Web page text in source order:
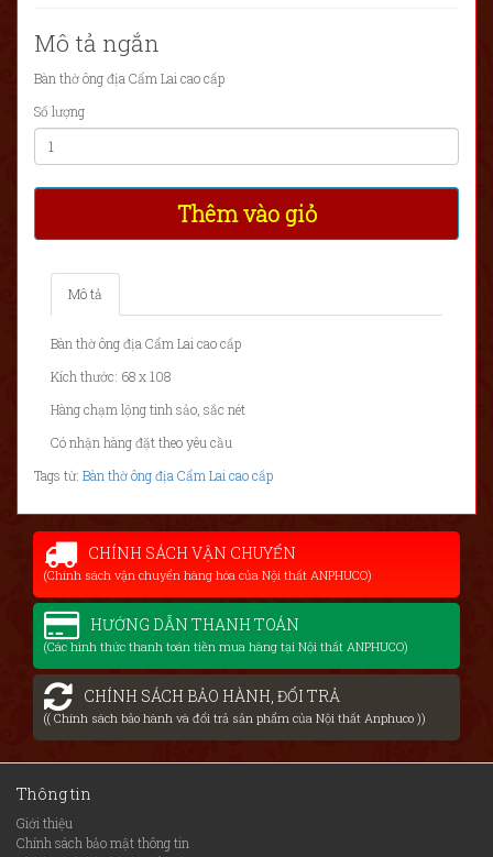
Mô tả ngắn
Bàn thờ ông địa Cẩm Lai cao cấp
Số lượng
Thêm vào giỏ
Mô tả
Bàn thờ ông địa Cẩm Lai cao cấp
Kích thước: 68 x 108
Hàng chạm lộng tinh sảo, sắc nét
Có nhận hàng đặt theo yêu cầu
Tags từ: Bàn thờ ông địa Cẩm Lai cao cấp
CHÍNH SÁCH VẬN CHUYỂN
(Chính sách vận chuyển hàng hóa của Nội thất ANPHUCO)
HƯỚNG DẪN THANH TOÁN
(Các hình thức thanh toán tiền mua hàng tại Nội thất ANPHUCO)
CHÍNH SÁCH BẢO HÀNH, ĐỔI TRẢ
(( Chính sách bảo hành và đổi trả sản phẩm của Nội thất Anphuco ))
Thông tin
Giới thiệu
Chính sách bảo mật thông tin